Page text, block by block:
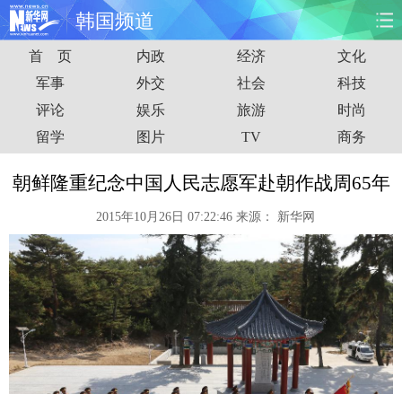
韩国频道
首页 时政 国际 财经
娱乐 体育 人事 教育
时尚 思客 地方 法治
科技 能源 公司
图片 视频 彩票 食品
旅游 健康 信息化 数据
金融 公益 军事 无人机
首 页 内政 经济
文化
军事
外交 社会
科技
评论
娱乐 旅游
时尚
留学
图片 TV 商务
朝鲜隆重纪念中国人民志愿军赴朝作战周65年
2015年10月26日 07:22:46 来源： 新华网